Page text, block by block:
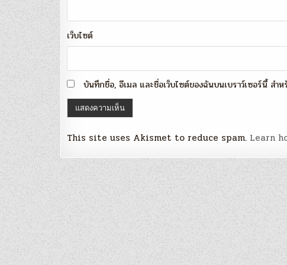
เว็บไซต์
บันทึกชื่อ, อีเมล และชื่อเว็บไซต์ของฉันบนเบราว์เซอร์นี้ สำ
This site uses Akismet to reduce spam. Learn